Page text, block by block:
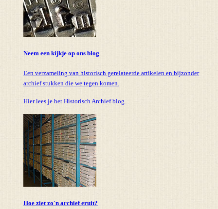
Neem een kijkje op ons blog
Een verzameling van historisch gerelateerde artikelen en bijzonder
archief stukken die we tegen komen.
Hier lees je het Historisch Archief blog...
Hoe ziet zo'n archief eruit?